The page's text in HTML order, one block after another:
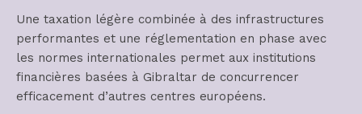
Une taxation légère combinée à des infrastructures
performantes et une réglementation en phase avec
les normes internationales permet aux institutions
financières basées à Gibraltar de concurrencer
efficacement d’autres centres européens.